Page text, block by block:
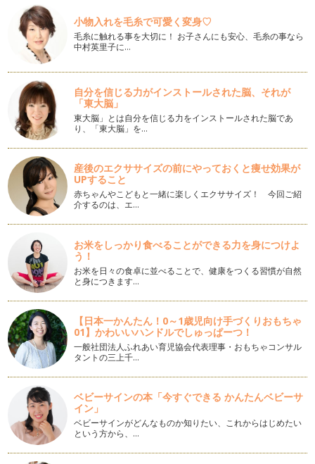
多くのママが再就職したいという考えている中、子どもの預け
先や病気の時の預け先など不安はつき…
女性の視点をいかしたソーシャルビジネス
「女性のためのソーシャルビジネス講座（地域も社会も
HAPPYに！私らしい仕事のはじめ方）」…
子育ての悩み
入れたての熱いコーヒーを飲みたい。 新聞をゆっくり読みた
い。 …
ソーシャルビジネスで起業！
ソーシャルビジネスってご存知ですか？ 定義は地域や社会の
ニーズをビジネスとして継続…
ママの習い事
年が明けて半月経ちました。本年もどうぞよろしくお願いしま
す。 北海道は氷点下が続…
再就職前の事前準備NO.2
前回のブログでSTEP1～STEP3までお伝えしました、今回のブ
ログではSTEP4仕事の探…
再就職前の事前準備
何のために仕事をするのか？目的意識をしっかりと持ちましょ
う。 …
北海道の食（冬）
札幌は11月14日に初雪が降りました。すでに氷点下も記録し
本格的な冬の到来です。 …
子供の急な発熱、そんな時どうしたらいい？
子供の急な発熱、そんな時どうしたらいい？ 職場には迷惑を
かけたくない、でも仕…
小物入れを毛糸で可愛く変身♡
毛糸に触れる事を大切に！ お子さんにも安心、毛糸の事なら
中村英里子に…
自分を信じる力がインストールされた脳、それが
「東大脳」
東大脳」とは自分を信じる力をインストールされた脳であ
り、「東大脳」を…
産後のエクササイズの前にやっておくと痩せ効果が
UPすること
赤ちゃんやこどもと一緒に楽しくエクササイズ！ 今回ご紹
介するのは、エ…
お米をしっかり食べることができる力を身につけよ
う！
お米を日々の食卓に並べることで、健康をつくる習慣が自然
と身につきます…
【日本一かんたん！0～1歳児向け手づくりおもちゃ
01】かわいいハンドルでしゅっぱーつ！
一般社団法人ふれあい育児協会代表理事・おもちゃコンサル
タントの三上千…
ベビーサインの本「今すぐできる かんたんベビーサ
イン」
ベビーサインがどんなものか知りたい、これからはじめたい
という方から、…